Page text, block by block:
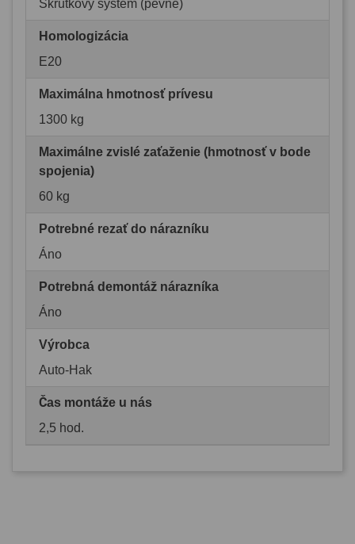
Skrutkový systém (pevné)
Homologizácia
E20
Maximálna hmotnosť prívesu
1300 kg
Maximálne zvislé zaťaženie (hmotnosť v bode
spojenia)
60 kg
Potrebné rezať do nárazníku
Áno
Potrebná demontáž nárazníka
Áno
Výrobca
Auto-Hak
Čas montáže u nás
2,5 hod.